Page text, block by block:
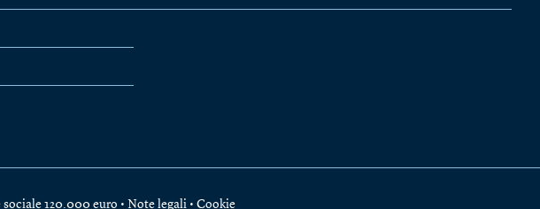
120.000 euro • Note legali • Cookie